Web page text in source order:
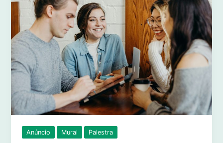
Anúncio Mural Palestra